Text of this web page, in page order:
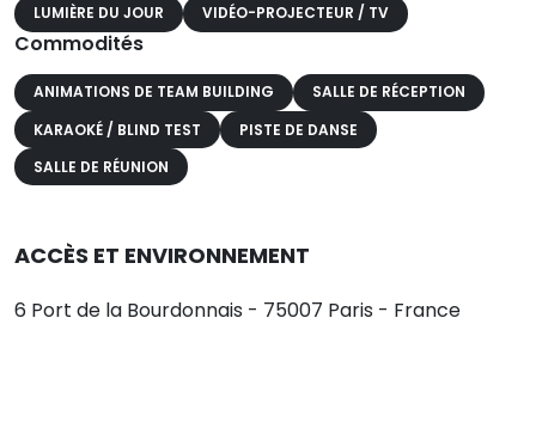
LUMIÈRE DU JOUR VIDÉO-PROJECTEUR / TV
Commodités
ANIMATIONS DE TEAM BUILDING
SALLE DE RÉCEPTION
KARAOKÉ / BLIND TEST
PISTE DE DANSE
SALLE DE RÉUNION
ACCÈS ET ENVIRONNEMENT
6 Port de la Bourdonnais - 75007 Paris - France